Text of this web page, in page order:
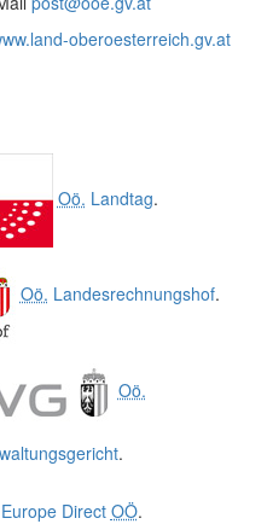
oberoesterreich.gv.at
Oö. Landtag.
Oö. Landesrechnungshof.
Oö.
.
Europe Direct OÖ.